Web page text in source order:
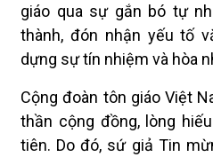
giáo qua sự gắn bó tự
thành, đón nhận yếu tố
dựng sự tín nhiệm và hòa
Cộng đoàn tôn giáo Việt
thần cộng đồng, lòng
tiên. Do đó, sứ giả Tin